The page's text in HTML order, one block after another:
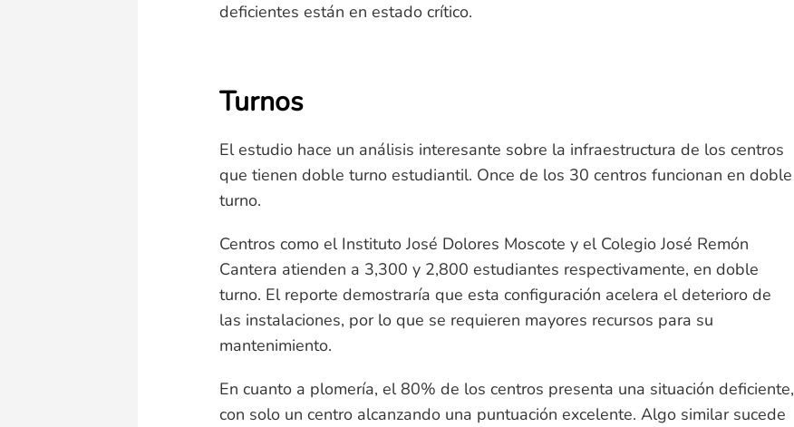
deficientes están en estado crítico.
Turnos
El estudio hace un análisis interesante sobre la infraestructura de los centros
que tienen doble turno estudiantil. Once de los 30 centros funcionan en doble
turno.
Centros como el Instituto José Dolores Moscote y el Colegio José Remón
Cantera atienden a 3,300 y 2,800 estudiantes respectivamente, en doble
turno. El reporte demostraría que esta configuración acelera el deterioro de
las instalaciones, por lo que se requieren mayores recursos para su
mantenimiento.
En cuanto a plomería, el 80% de los centros presenta una situación deficiente,
con solo un centro alcanzando una puntuación excelente. Algo similar sucede